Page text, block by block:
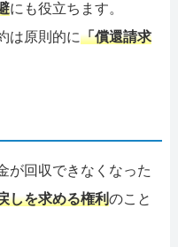
にも役立ちます。
は原則的に「償還請求
が回収できなくなった
しを求める権利のこと